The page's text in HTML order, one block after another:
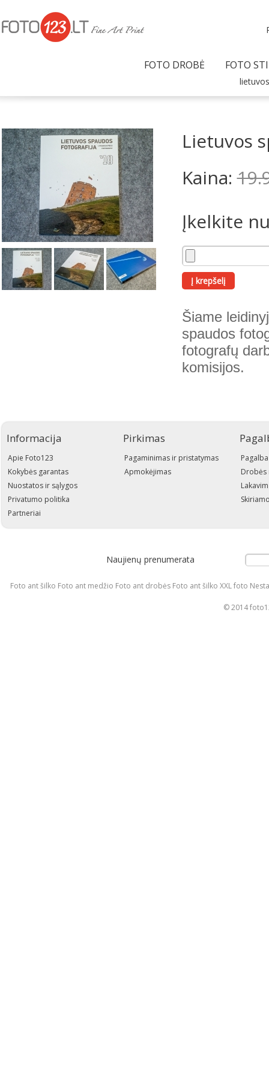
FOTO DROBĖ FOTO
Lietuvos
Kaina:
Įkelkite
Į krepšelį
Šiame
spaudos
fotografų
komisijos.
Informacija
Apie Foto123
Kokybės garantas
Nuostatos ir sąlygos
Privatumo politika
Partneriai
Pirkimas
Pagaminimas ir pristatymas
Apmokėjimas
Pagalba
Drobės
Naujienų prenumerata
Foto ant šilko Foto ant medžio Foto ant drobės Foto ant šilko XXL foto
© 2014